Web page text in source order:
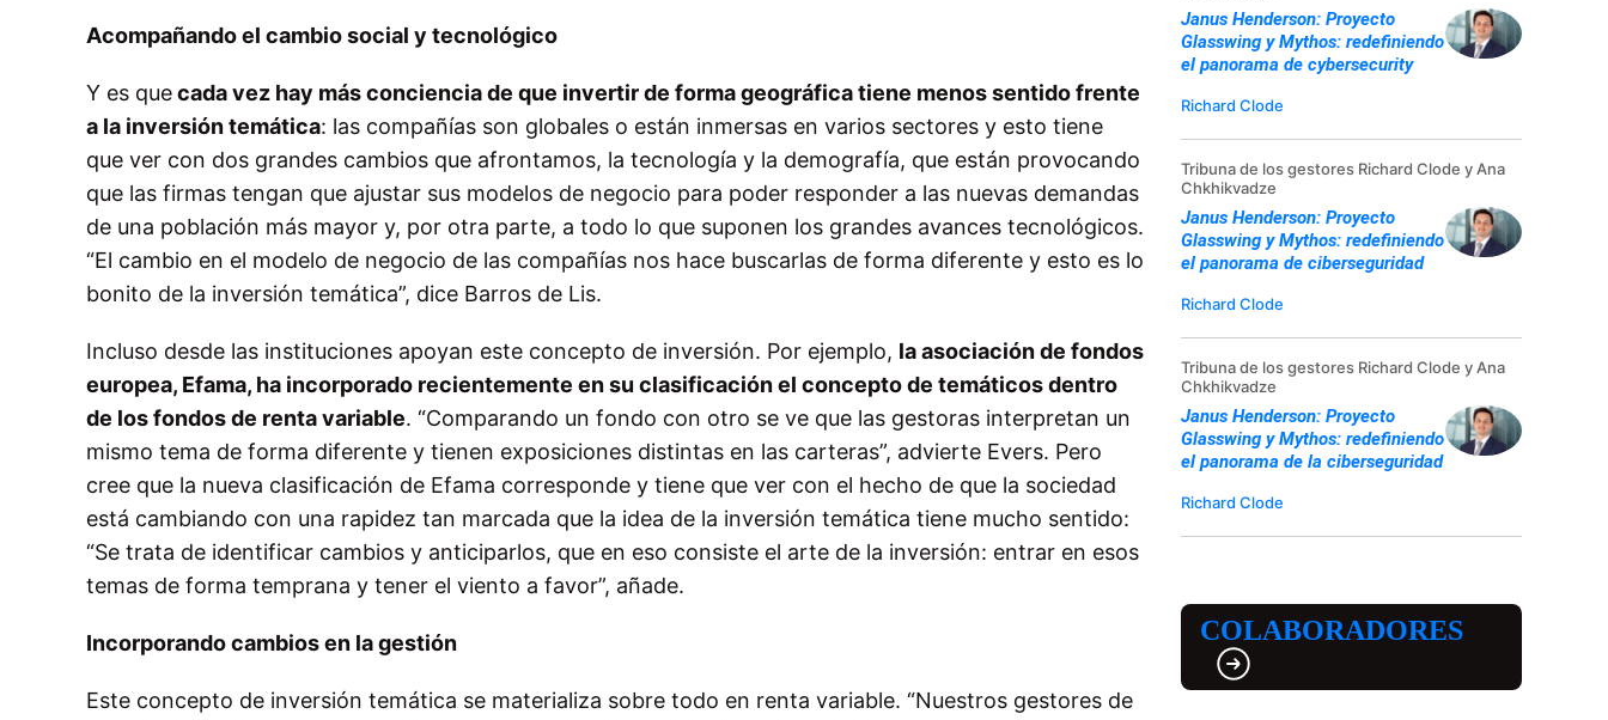
Acompañando el cambio social y tecnológico
Y es quecada vez hay más conciencia de que invertir de forma geográfica tiene menos sentido frente
a la inversión temática: las compañías son globales o están inmersas en varios sectores y esto tiene
que ver con dos grandes cambios que afrontamos, la tecnología y la demografía, que están provocando
que las firmas tengan que ajustar sus modelos de negocio para poder responder a las nuevas demandas
de una población más mayor y, por otra parte, a todo lo que suponen los grandes avances tecnológicos.
“El cambio en el modelo de negocio de las compañías nos hace buscarlas de forma diferente y esto es lo
bonito de la inversión temática”, dice Barros de Lis.
Incluso desde las instituciones apoyan este concepto de inversión. Por ejemplo, la asociación de fondos
europea, Efama, ha incorporado recientemente en su clasificación el concepto de temáticos dentro
de los fondos de renta variable. “Comparando un fondo con otro se ve que las gestoras interpretan un
mismo tema de forma diferente y tienen exposiciones distintas en las carteras”, advierte Evers. Pero
cree que la nueva clasificación de Efama corresponde y tiene que ver con el hecho de que la sociedad
está cambiando con una rapidez tan marcada que la idea de la inversión temática tiene mucho sentido:
“Se trata de identificar cambios y anticiparlos, que en eso consiste el arte de la inversión: entrar en esos
temas de forma temprana y tener el viento a favor”, añade.
Incorporando cambios en la gestión
Este concepto de inversión temática se materializa sobre todo en renta variable. “Nuestros gestores de
Janus Henderson: Proyecto
Glasswing y Mythos: redefiniendo
el panorama de cybersecurity
Richard Clode
Tribuna de los gestores Richard Clode y Ana
Chkhikvadze
Janus Henderson: Proyecto
Glasswing y Mythos: redefiniendo
el panorama de ciberseguridad
Richard Clode
Tribuna de los gestores Richard Clode y Ana
Chkhikvadze
Janus Henderson: Proyecto
Glasswing y Mythos: redefiniendo
el panorama de la ciberseguridad
Richard Clode
COLABORADORES